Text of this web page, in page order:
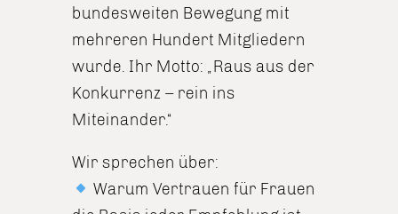
bundesweiten Bewegung mit
mehreren Hundert Mitgliedern
wurde. Ihr Motto: „Raus aus der
Konkurrenz – rein ins
Miteinander.“
Wir sprechen über:
Warum Vertrauen für Frauen